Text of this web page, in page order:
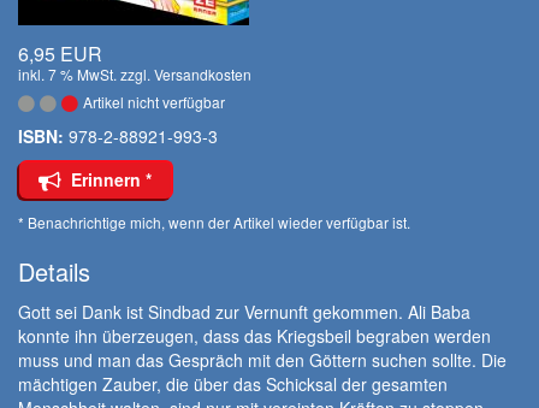
6,95 EUR
inkl. 7 % MwSt. zzgl. Versandkosten
Artikel nicht verfügbar
ISBN: 978-2-88921-993-3
Erinnern *
* Benachrichtige mich, wenn der Artikel wieder verfügbar ist.
Details
Gott sei Dank ist Sindbad zur Vernunft gekommen. Ali Baba
konnte ihn überzeugen, dass das Kriegsbeil begraben werden
muss und man das Gespräch mit den Göttern suchen sollte. Die
mächtigen Zauber, die über das Schicksal der gesamten